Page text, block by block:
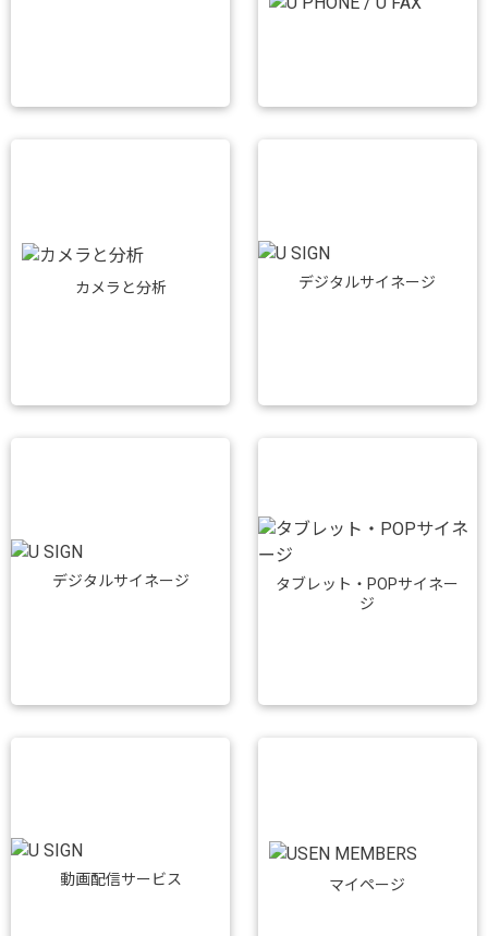
カメラと分析 デジタルサイネージ
デジタルサイネージ
タブレット・POPサイネー
ジ
動画配信サービス マイページ